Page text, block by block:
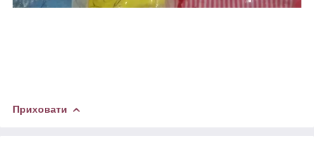
Приховати